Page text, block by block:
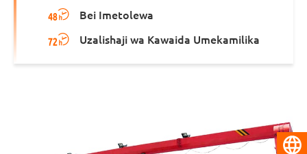
Bei Imetolewa
Uzalishaji wa Kawaida Umekamilika
Kiswahili